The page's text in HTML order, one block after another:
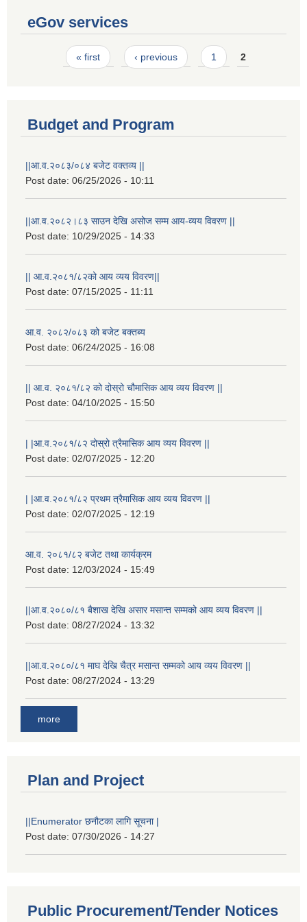
eGov services
Pages« first ‹ previous 1 2
Budget and Program
||आ.व.२०८३/०८४ बजेट वक्तव्य ||
Post date: 06/25/2026 - 10:11
||आ.व.२०८२।८३ साउन देखि असोज सम्म आय-व्यय विवरण ||
Post date: 10/29/2025 - 14:33
|| आ.व.२०८१/८२को आय व्यय विवरण||
Post date: 07/15/2025 - 11:11
आ.व. २०८२/०८३ को बजेट बक्तब्य
Post date: 06/24/2025 - 16:08
|| आ.व. २०८१/८२ को दोस्रो चौमासिक आय व्यय विवरण ||
Post date: 04/10/2025 - 15:50
| |आ.व.२०८१/८२ दोस्रो त्रैमासिक आय व्यय विवरण ||
Post date: 02/07/2025 - 12:20
| |आ.व.२०८१/८२ प्रथम त्रैमासिक आय व्यय विवरण ||
Post date: 02/07/2025 - 12:19
आ.व. २०८१/८२ बजेट तथा कार्यक्रम
Post date: 12/03/2024 - 15:49
||आ.व.२०८०/८१ बैशाख देखि असार मसान्त सम्मको आय व्यय विवरण ||
Post date: 08/27/2024 - 13:32
||आ.व.२०८०/८१ माघ देखि चैत्र मसान्त सम्मको आय व्यय विवरण ||
Post date: 08/27/2024 - 13:29
more
Plan and Project
||Enumerator छनौटका लागि सूचना |
Post date: 07/30/2026 - 14:27
Public Procurement/Tender Notices